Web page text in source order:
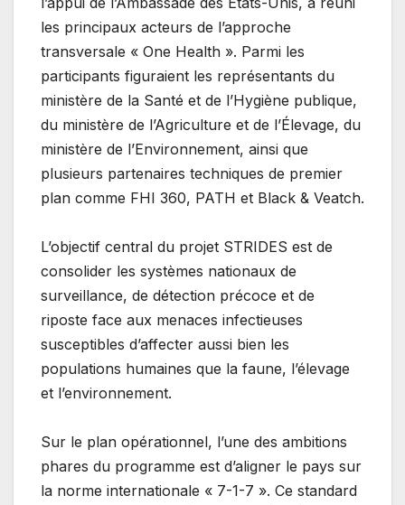
les principaux acteurs de l’approche
transversale « One Health ». Parmi les
participants figuraient les représentants du
ministère de la Santé et de l’Hygiène publique,
du ministère de l’Agriculture et de l’Élevage, du
ministère de l’Environnement, ainsi que
plusieurs partenaires techniques de premier
plan comme FHI 360, PATH et Black & Veatch.
L’objectif central du projet STRIDES est de
consolider les systèmes nationaux de
surveillance, de détection précoce et de
riposte face aux menaces infectieuses
susceptibles d’affecter aussi bien les
populations humaines que la faune, l’élevage
et l’environnement.
Sur le plan opérationnel, l’une des ambitions
phares du programme est d’aligner le pays sur
la norme internationale « 7-1-7 ». Ce standard